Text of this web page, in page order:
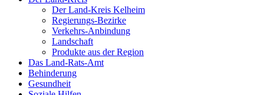
Der Land-Kreis Kelheim
Regierungs-Bezirke
Verkehrs-Anbindung
Landschaft
Produkte aus der Region
Das Land-Rats-Amt
Behinderung
Gesundheit